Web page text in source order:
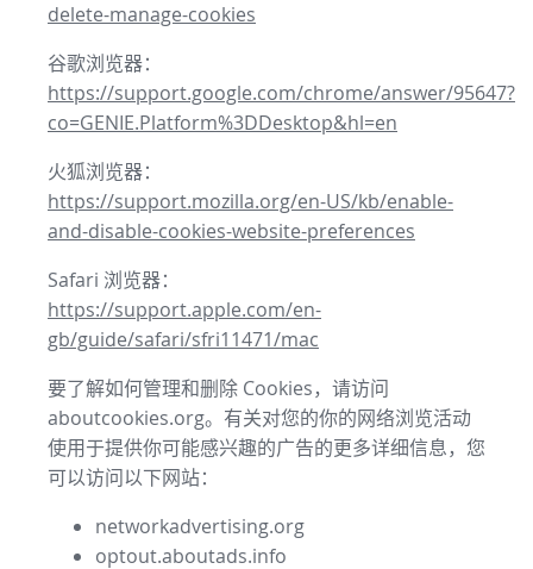
delete-manage-cookies
谷歌浏览器：
https://support.google.com/chrome/answer/95647?
co=GENIE.Platform%3DDesktop&hl=en
火狐浏览器：
https://support.mozilla.org/en-US/kb/enable-
and-disable-cookies-website-preferences
Safari 浏览器：
https://support.apple.com/en-
gb/guide/safari/sfri11471/mac
要了解如何管理和删除 Cookies，请访问
aboutcookies.org。有关对您的你的网络浏览活动
使用于提供你可能感兴趣的广告的更多详细信息，您
可以访问以下网站：
networkadvertising.org
optout.aboutads.info